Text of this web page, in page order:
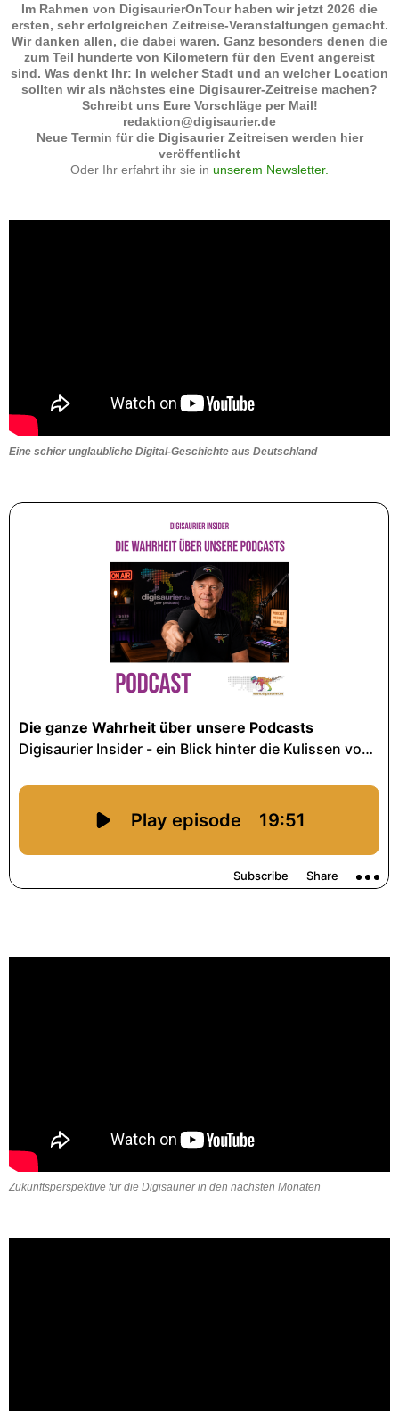
Im Rahmen von DigisaurierOnTour haben wir jetzt 2026 die
ersten, sehr erfolgreichen Zeitreise-Veranstaltungen gemacht.
Wir danken allen, die dabei waren. Ganz besonders denen die
zum Teil hunderte von Kilometern für den Event angereist
sind. Was denkt Ihr: In welcher Stadt und an welcher Location
sollten wir als nächstes eine Digisaurer-Zeitreise machen?
Schreibt uns Eure Vorschläge per Mail!
redaktion@digisaurier.de
Neue Termin für die Digisaurier Zeitreisen werden hier
veröffentlicht
Oder Ihr erfahrt ihr sie in unserem Newsletter.
Eine schier unglaubliche Digital-Geschichte aus Deutschland
Zukunftsperspektive für die Digisaurier in den nächsten Monaten